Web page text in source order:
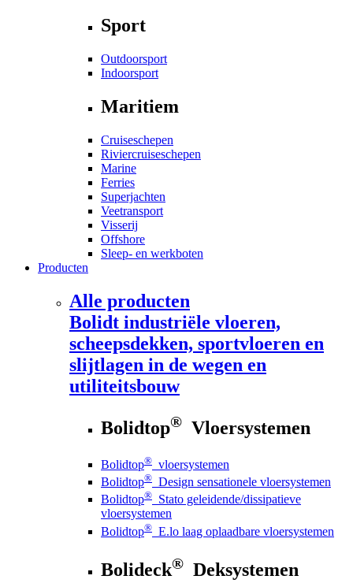
Sport
Outdoorsport
Indoorsport
Maritiem
Cruiseschepen
Riviercruiseschepen
Marine
Ferries
Superjachten
Veetransport
Visserij
Offshore
Sleep- en werkboten
Producten
Alle producten
Bolidt industriële vloeren,
scheepsdekken, sportvloeren en
slijtlagen in de wegen en
utiliteitsbouw
Bolidtop® Vloersystemen
Bolidtop® vloersystemen
Bolidtop® Design sensationele vloersystemen
Bolidtop® Stato geleidende/dissipatieve
vloersystemen
Bolidtop® E.lo laag oplaadbare vloersystemen
Bolideck® Deksystemen